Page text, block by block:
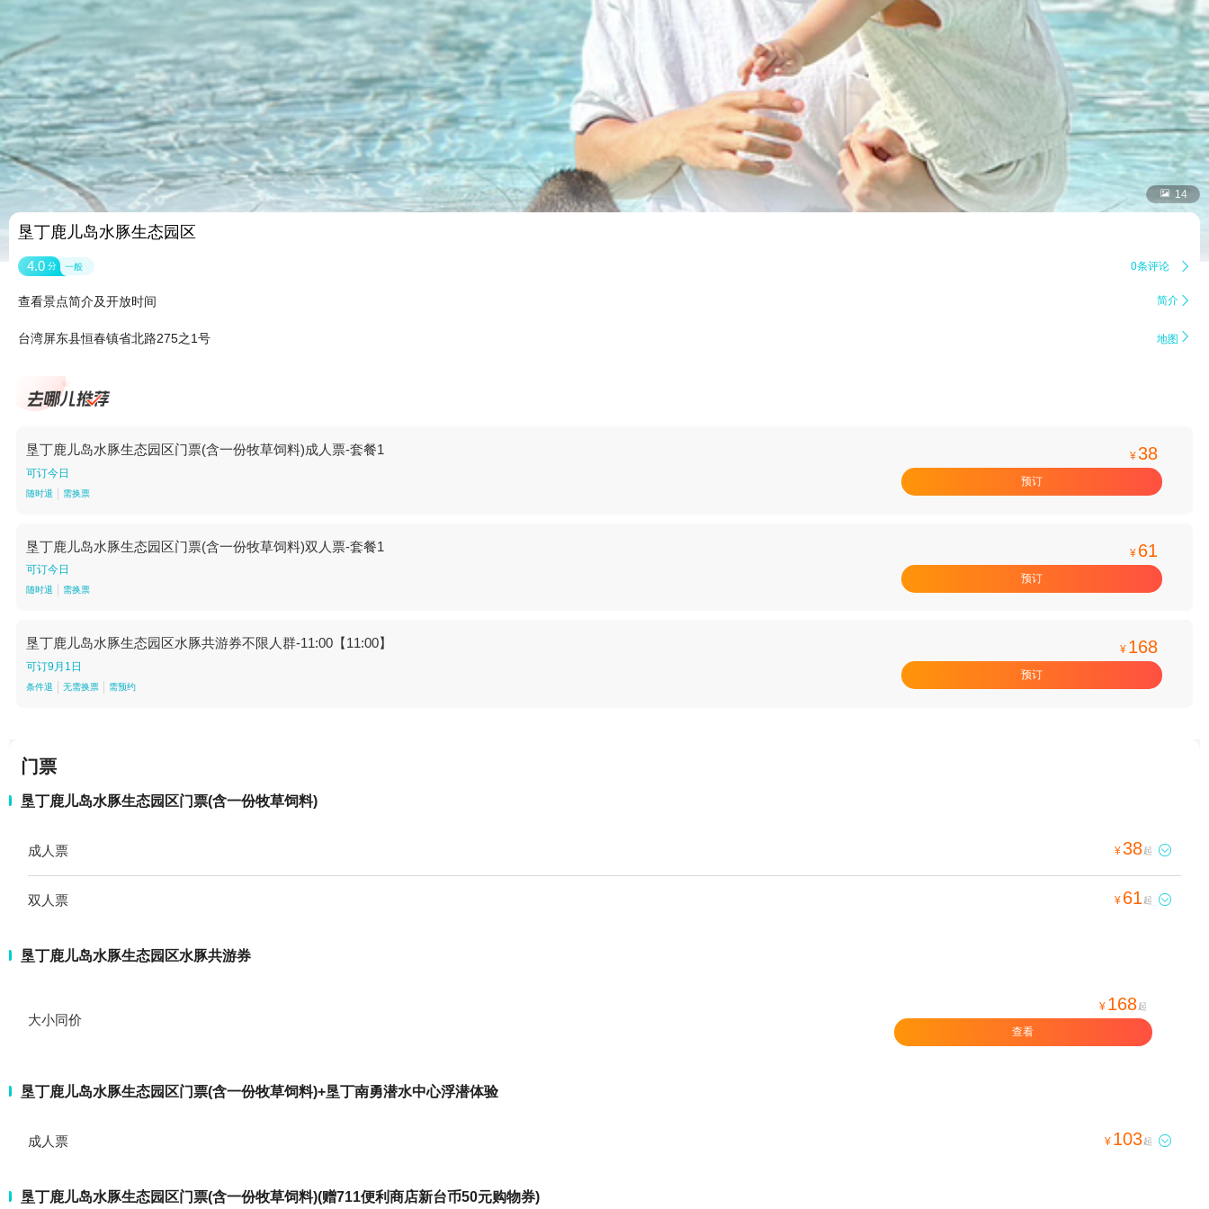
 14
垦丁鹿儿岛水豚生态园区
4.0 分 一般 0条评论 
查看景点简介及开放时间 简介 
台湾屏东县恒春镇省北路275之1号 地图 
垦丁鹿儿岛水豚生态园区门票(含一份牧草饲料)成人票-套餐1
可订今日
随时退 需换票
¥38
预订
垦丁鹿儿岛水豚生态园区门票(含一份牧草饲料)双人票-套餐1
可订今日
随时退 需换票
¥ 61
预订
垦丁鹿儿岛水豚生态园区水豚共游券不限人群-11:00【11:00】
可订9月1日
条件退 无需换票 需预约
¥ 168
预订
门票
垦丁鹿儿岛水豚生态园区门票(含一份牧草饲料)
成人票 ¥38起 
双人票 ¥ 61 起 
垦丁鹿儿岛水豚生态园区水豚共游券
大小同价
¥ 168 起
查看
垦丁鹿儿岛水豚生态园区门票(含一份牧草饲料)+垦丁南勇潜水中心浮潜体验
成人票 ¥ 103起 
垦丁鹿儿岛水豚生态园区门票(含一份牧草饲料)(赠711便利商店新台币50元购物券)